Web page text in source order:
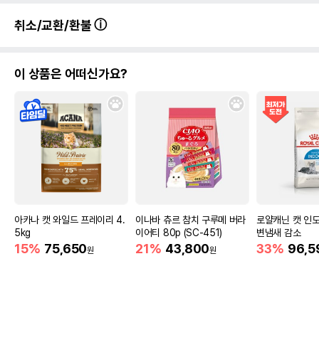
취소/교환/환불
이 상품은 어떠신가요?
아카나 캣 와일드 프레이리 4.
5kg
15% 75,650원
이나바 츄르 참치 구루메 버라
이어티 80p (SC-451)
21% 43,800원
로얄캐닌 캣 인
변냄새 감소
33%